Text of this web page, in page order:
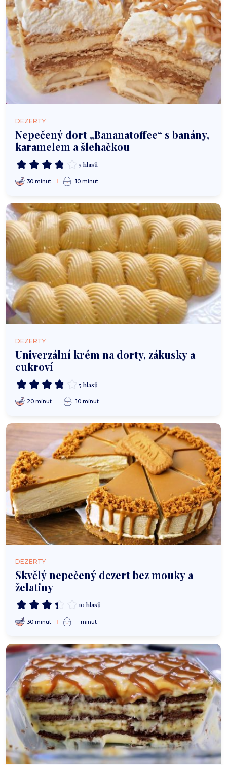
DEZERTY
Nepečený dort „Bananatoffee“ s banány,
karamelem a šlehačkou
5 hlasů
30 minut 10 minut
DEZERTY
Univerzální krém na dorty, zákusky a
cukroví
5 hlasů
20 minut 10 minut
DEZERTY
Skvělý nepečený dezert bez mouky a
želatiny
10 hlasů
30 minut -- minut